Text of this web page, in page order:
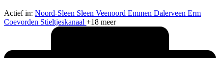
Actief in: Noord-Sleen Sleen Veenoord Emmen Dalerveen Erm
Coevorden Stieltjeskanaal +18 meer